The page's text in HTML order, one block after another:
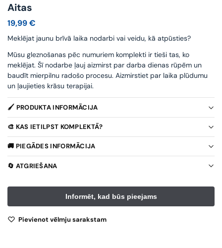
Aitas
19,99€
Meklējat jaunu brīvā laika nodarbi vai veidu, kā atpūsties?
Mūsu gleznošanas pēc numuriem komplekti ir tieši tas, ko
meklējat. Šī nodarbe ļauj aizmirst par darba dienas rūpēm un
baudīt mierpilnu radošo procesu. Aizmirstiet par laika plūdumu
un ļaujieties krāsu terapijai.
🖌️ PRODUKTA INFORMĀCIJA
🎨 KAS IETILPST KOMPLEKTĀ?
🚚 PIEGĀDES INFORMĀCIJA
🔄 ATGRIEŠANA
Pievienot vēlmju sarakstam